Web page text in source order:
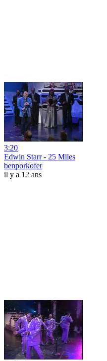
3:20
Edwin Starr - 25 Miles
benporkofer
il y a 12 ans